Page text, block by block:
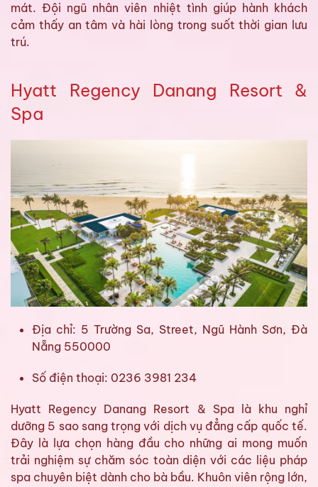
mát. Đội ngũ nhân viên nhiệt tình giúp hành khách
cảm thấy an tâm và hài lòng trong suốt thời gian lưu
trú.
Hyatt Regency Danang Resort &
Spa
Địa chỉ: 5 Trường Sa, Street, Ngũ Hành Sơn, Đà
Nẵng 550000
Số điện thoại: 0236 3981 234
Hyatt Regency Danang Resort & Spa là khu nghỉ
dưỡng 5 sao sang trọng với dịch vụ đẳng cấp quốc tế.
Đây là lựa chọn hàng đầu cho những ai mong muốn
trải nghiệm sự chăm sóc toàn diện với các liệu pháp
spa chuyên biệt dành cho bà bầu. Khuôn viên rộng lớn,